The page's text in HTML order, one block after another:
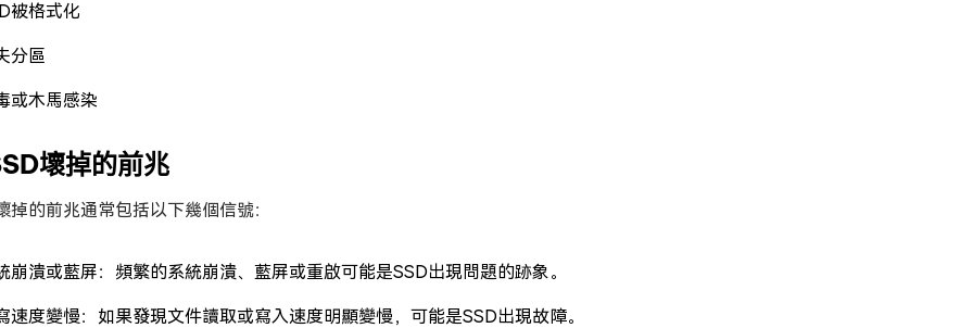
被格式化
分區
或木馬感染
壞掉的前兆
掉的前兆通常包括以下幾個信號：
崩潰或藍屏：頻繁的系統崩潰、藍屏或重啟可能是SSD出現問題的跡象。
速度變慢：如果發現文件讀取或寫入速度明顯變慢，可能是SSD出現故障。